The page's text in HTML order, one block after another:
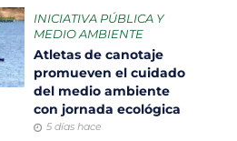
INICIATIVA PÚBLICA Y
MEDIO AMBIENTE
Atletas de canotaje
promueven el cuidado
del medio ambiente
con jornada ecológica
5 días hace